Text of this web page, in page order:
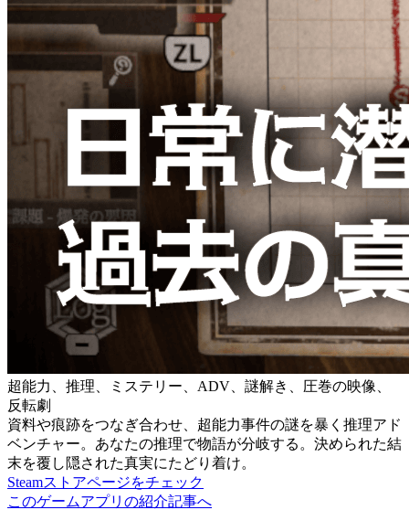
超能力、推理、ミステリー、ADV、謎解き、圧巻の映像、
反転劇
資料や痕跡をつなぎ合わせ、超能力事件の謎を暴く推理アド
ベンチャー。あなたの推理で物語が分岐する。決められた結
末を覆し隠された真実にたどり着け。
Steamストアページをチェック
このゲームアプリの紹介記事へ